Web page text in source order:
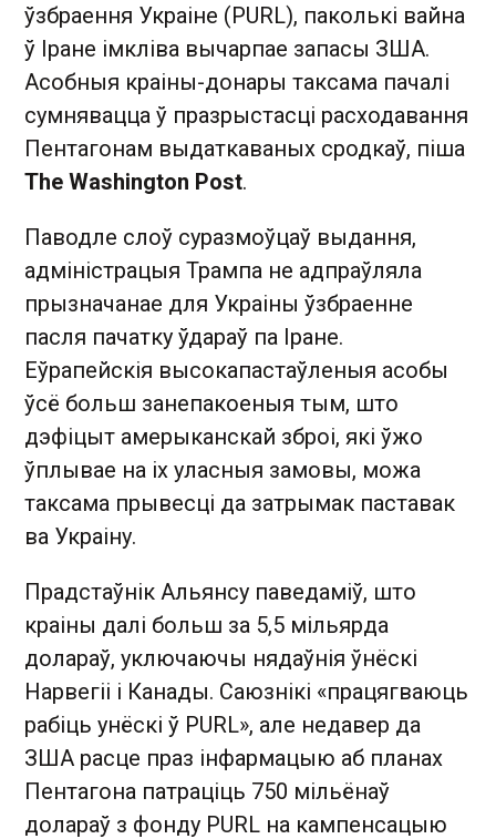
ўзбраення Украіне (PURL), паколькі вайна
ў Іране імкліва вычарпае запасы ЗША.
Асобныя краіны-донары таксама пачалі
сумнявацца ў празрыстасці расходавання
Пентагонам выдаткаваных сродкаў, піша
The Washington Post.
Паводле слоў суразмоўцаў выдання,
адміністрацыя Трампа не адпраўляла
прызначанае для Украіны ўзбраенне
пасля пачатку ўдараў па Іране.
Еўрапейскія высокапастаўленыя асобы
ўсё больш занепакоеныя тым, што
дэфіцыт амерыканскай зброі, які ўжо
ўплывае на іх уласныя замовы, можа
таксама прывесці да затрымак паставак
ва Украіну.
Прадстаўнік Альянсу паведаміў, што
краіны далі больш за 5,5 мільярда
долараў, уключаючы нядаўнія ўнёскі
Нарвегіі і Канады. Саюзнікі «працягваюць
рабіць унёскі ў PURL», але недавер да
ЗША расце праз інфармацыю аб планах
Пентагона патраціць 750 мільёнаў
долараў з фонду PURL на кампенсацыю